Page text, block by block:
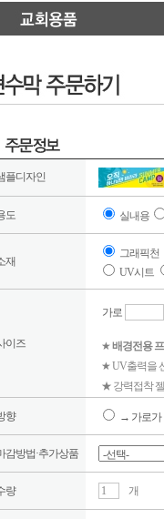
플디자인
도 실내용
재
그래픽천
UV시트
이즈
가로
★배경전용
★ UV출력을
★ 강력접착
향 → 가로가
감방법·추가상품
량 개